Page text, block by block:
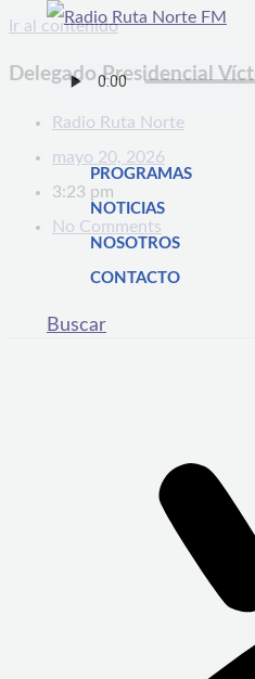
Ir al contenido
PROGRAMAS
NOTICIAS
NOSOTROS
CONTACTO
Buscar
Delegado Presidencial
Radio Ruta Norte
mayo 20, 2026
3:23 pm
No Comments